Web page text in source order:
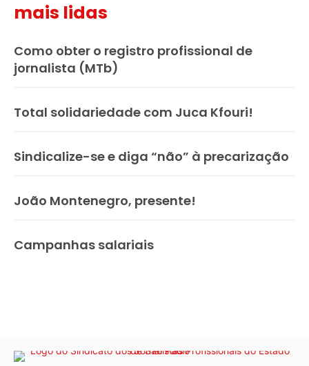
mais lidas
Como obter o registro profissional de
jornalista (MTb)
Total solidariedade com Juca Kfouri!
Sindicalize-se e diga “não” à precarização
João Montenegro, presente!
Campanhas salariais